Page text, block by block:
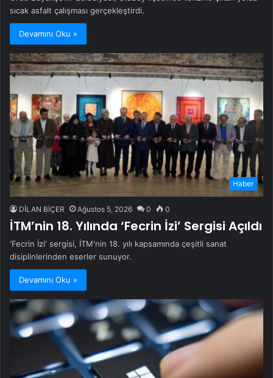
sıcak asfalt çalışması gerçekleştirdi.
Devamını Oku »
Haber
DİLAN BİÇER Ağustos 5, 2026 0 0
İTM’nin 18. Yılında ‘Fecrin İzi’ Sergisi Açıldı
'Fecrin İzi' sergisi, İTM'nin 18. yılı kapsamında çeşitli sanat
disiplinlerinden eserler sunuyor.
Devamını Oku »